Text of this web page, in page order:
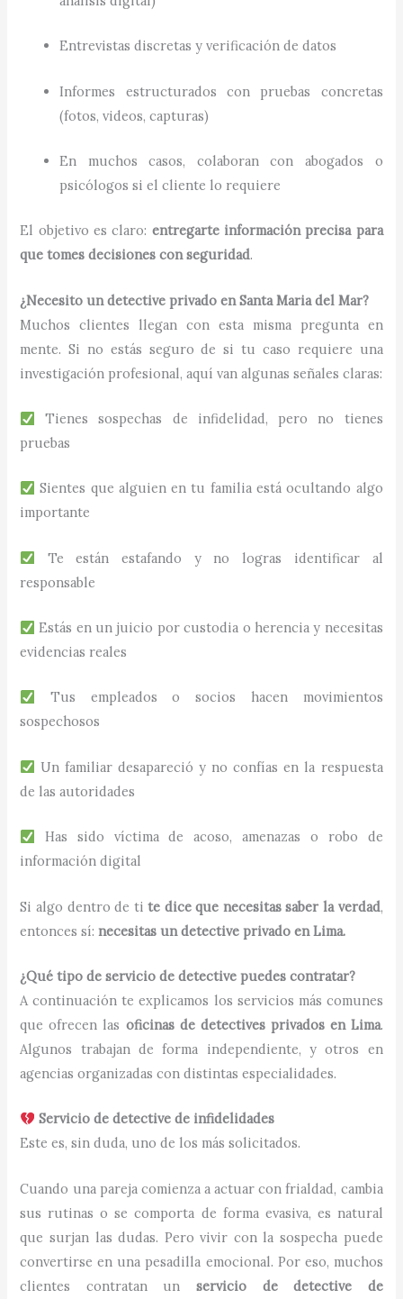
Entrevistas discretas y verificación de datos
Informes estructurados con pruebas concretas
(fotos, videos, capturas)
En muchos casos, colaboran con abogados o
psicólogos si el cliente lo requiere
El objetivo es claro: entregarte información precisa para
que tomes decisiones con seguridad.
¿Necesito un detective privado en Santa Maria del Mar?
Muchos clientes llegan con esta misma pregunta en
mente. Si no estás seguro de si tu caso requiere una
investigación profesional, aquí van algunas señales claras:
Tienes sospechas de infidelidad, pero no tienes
pruebas
Sientes que alguien en tu familia está ocultando algo
importante
Te están estafando y no logras identificar al
responsable
Estás en un juicio por custodia o herencia y necesitas
evidencias reales
Tus empleados o socios hacen movimientos
sospechosos
Un familiar desapareció y no confías en la respuesta
de las autoridades
Has sido víctima de acoso, amenazas o robo de
información digital
Si algo dentro de tite dice que necesitas saber la verdad,
entonces sí: necesitas un detective privado en Lima.
¿Qué tipo de servicio de detective puedes contratar?
A continuación te explicamos los servicios más comunes
que ofrecen las oficinas de detectives privados en Lima.
Algunos trabajan de forma independiente, y otros en
agencias organizadas con distintas especialidades.
Servicio de detective de infidelidades
Este es, sin duda, uno de los más solicitados.
Cuando una pareja comienza a actuar con frialdad, cambia
sus rutinas o se comporta de forma evasiva, es natural
que surjan las dudas. Pero vivir con la sospecha puede
convertirse en una pesadilla emocional. Por eso, muchos
clientes contratan un servicio de detective de